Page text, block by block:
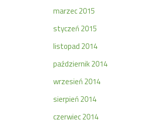
marzec 2015
styczeń 2015
listopad 2014
październik 2014
wrzesień 2014
sierpień 2014
czerwiec 2014